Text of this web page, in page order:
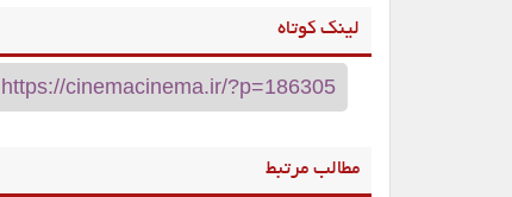
لینک کوتاه
مطالب مرتبط